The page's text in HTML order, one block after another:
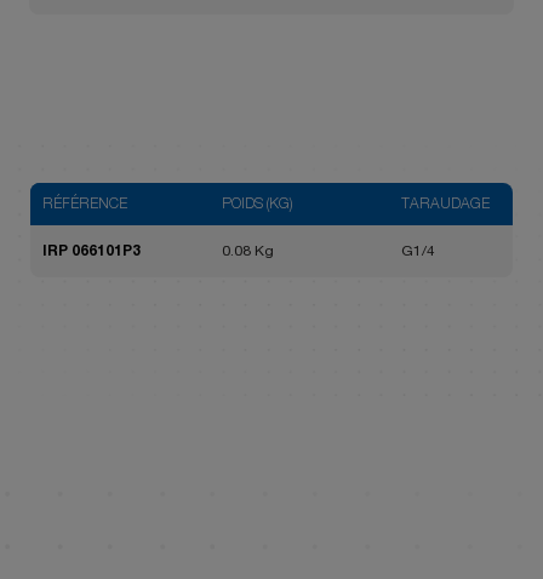
RÉFÉRENCE POIDS (KG) TARAUDAGE
IRP 066101P3 0.08 Kg G1/4